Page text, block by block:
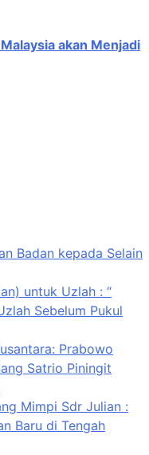
akan Menjadi
Badan kepada Selain
untuk Uzlah : “
Sebelum Pukul
Prabowo
Satrio Piningit
Mimpi Sdr Julian :
Baru di Tengah